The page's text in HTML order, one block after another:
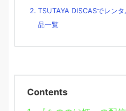
TSUTAYA DISCASでレン
品一覧
Contents